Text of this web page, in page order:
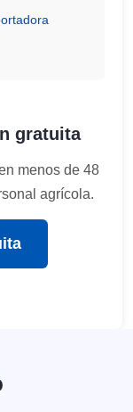
gratuita
menos de 48
agrícola.